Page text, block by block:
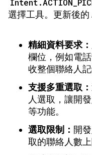
選擇工具。更新後的
精細資料要求：
欄位，例如電
收整個聯絡人記
支援多重選取：
人選取，讓開
等功能。
選取限制： 開
取的聯絡人數上